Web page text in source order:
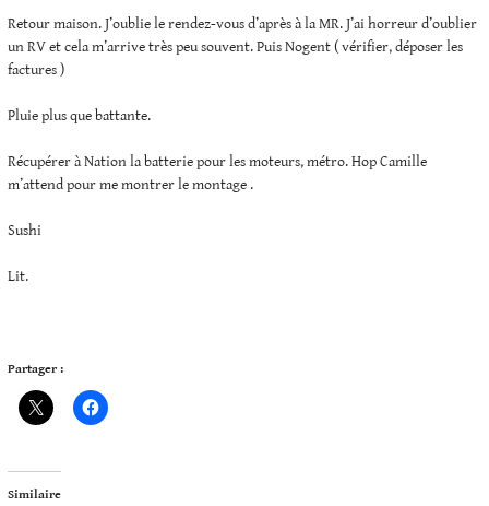
Retour maison. J’oublie le rendez-vous d’après à la MR. J’ai horreur d’oublier
un RV et cela m’arrive très peu souvent. Puis Nogent ( vérifier, déposer les
factures )
Pluie plus que battante.
Récupérer à Nation la batterie pour les moteurs, métro. Hop Camille
m’attend pour me montrer le montage .
Sushi
Lit.
Partager :
Similaire